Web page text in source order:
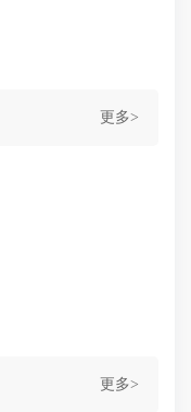
更多>
更多>